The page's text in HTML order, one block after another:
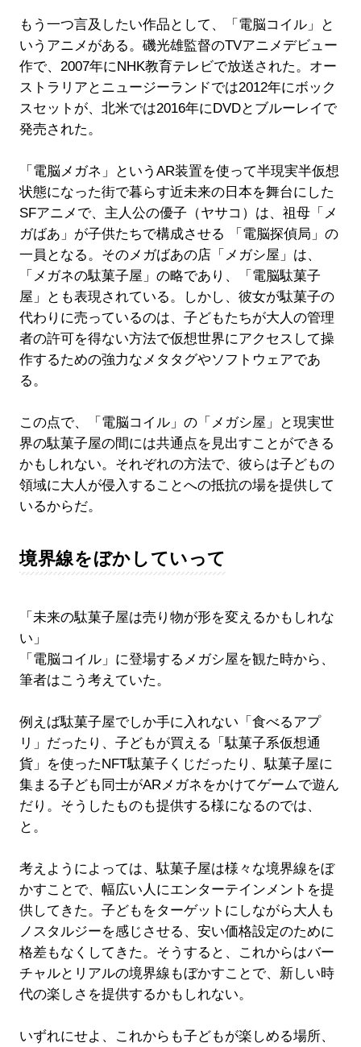
もう一つ言及したい作品として、「電脳コイル」と
いうアニメがある。磯光雄監督のTVアニメデビュー
作で、2007年にNHK教育テレビで放送された。オー
ストラリアとニュージーランドでは2012年にボック
スセットが、北米では2016年にDVDとブルーレイで
発売された。
「電脳メガネ」というAR装置を使って半現実半仮想
状態になった街で暮らす近未来の日本を舞台にした
SFアニメで、主人公の優子（ヤサコ）は、祖母「メ
ガばあ」が子供たちで構成させる 「電脳探偵局」の
一員となる。そのメガばあの店「メガシ屋」は、
「メガネの駄菓子屋」の略であり、「電脳駄菓子
屋」とも表現されている。しかし、彼女が駄菓子の
代わりに売っているのは、子どもたちが大人の管理
者の許可を得ない方法で仮想世界にアクセスして操
作するための強力なメタタグやソフトウェアであ
る。
この点で、「電脳コイル」の「メガシ屋」と現実世
界の駄菓子屋の間には共通点を見出すことができる
かもしれない。それぞれの方法で、彼らは子どもの
領域に大人が侵入することへの抵抗の場を提供して
いるからだ。
境界線をぼかしていって
「未来の駄菓子屋は売り物が形を変えるかもしれな
い」
「電脳コイル」に登場するメガシ屋を観た時から、
筆者はこう考えていた。
例えば駄菓子屋でしか手に入れない「食べるアプ
リ」だったり、子どもが買える「駄菓子系仮想通
貨」を使ったNFT駄菓子くじだったり、駄菓子屋に
集まる子ども同士がARメガネをかけてゲームで遊ん
だり。そうしたものも提供する様になるのでは、
と。
考えようによっては、駄菓子屋は様々な境界線をぼ
かすことで、幅広い人にエンターテインメントを提
供してきた。子どもをターゲットにしながら大人も
ノスタルジーを感じさせる、安い価格設定のために
格差もなくしてきた。そうすると、これからはバー
チャルとリアルの境界線もぼかすことで、新しい時
代の楽しさを提供するかもしれない。
いずれにせよ、これからも子どもが楽しめる場所、